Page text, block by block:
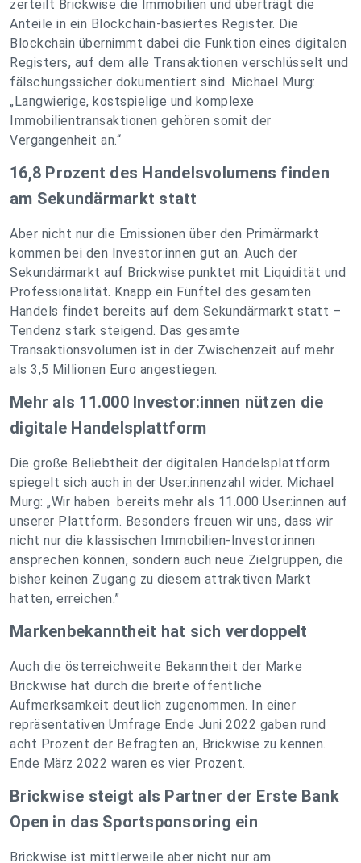
zerteilt Brickwise die Immobilien und überträgt die
Anteile in ein Blockchain-basiertes Register. Die
Blockchain übernimmt dabei die Funktion eines digitalen
Registers, auf dem alle Transaktionen verschlüsselt und
fälschungssicher dokumentiert sind. Michael Murg:
„Langwierige, kostspielige und komplexe
Immobilientransaktionen gehören somit der
Vergangenheit an.“
16,8 Prozent des Handelsvolumens finden
am Sekundärmarkt statt
Aber nicht nur die Emissionen über den Primärmarkt
kommen bei den Investor:innen gut an. Auch der
Sekundärmarkt auf Brickwise punktet mit Liquidität und
Professionalität. Knapp ein Fünftel des gesamten
Handels findet bereits auf dem Sekundärmarkt statt –
Tendenz stark steigend. Das gesamte
Transaktionsvolumen ist in der Zwischenzeit auf mehr
als 3,5 Millionen Euro angestiegen.
Mehr als 11.000 Investor:innen nützen die
digitale Handelsplattform
Die große Beliebtheit der digitalen Handelsplattform
spiegelt sich auch in der User:innenzahl wider. Michael
Murg: „Wir haben bereits mehr als 11.000 User:innen auf
unserer Plattform. Besonders freuen wir uns, dass wir
nicht nur die klassischen Immobilien-Investor:innen
ansprechen können, sondern auch neue Zielgruppen, die
bisher keinen Zugang zu diesem attraktiven Markt
hatten, erreichen.”
Markenbekanntheit hat sich verdoppelt
Auch die österreichweite Bekanntheit der Marke
Brickwise hat durch die breite öffentliche
Aufmerksamkeit deutlich zugenommen. In einer
repräsentativen Umfrage Ende Juni 2022 gaben rund
acht Prozent der Befragten an, Brickwise zu kennen.
Ende März 2022 waren es vier Prozent.
Brickwise steigt als Partner der Erste Bank
Open in das Sportsponsoring ein
Brickwise ist mittlerweile aber nicht nur am